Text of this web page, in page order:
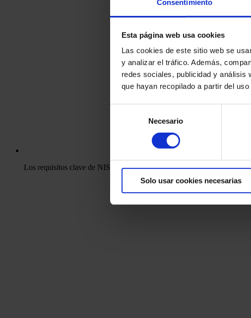
Consentimiento
Esta página web usa cookies
Las cookies de este sitio web se
y analizar el tráfico. Además,
redes sociales, publicidad y análisis
que hayan recopilado a partir del
consentimiento
Necesario
Solo usar cookies necesarias
Los requisitos clave de NIS 2 y cómo afectan a su negocio